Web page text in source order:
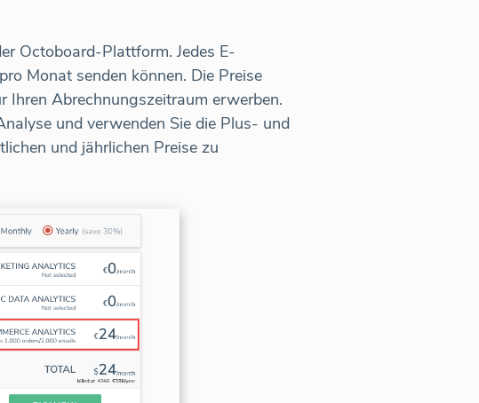
Octoboard-Plattform. Jedes E-
Monat senden können. Die Preise
Ihren Abrechnungszeitraum erwerben.
und verwenden Sie die Plus- und
und jährlichen Preise zu